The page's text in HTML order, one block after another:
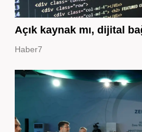
Açık kaynak mı, dijital
Haber7